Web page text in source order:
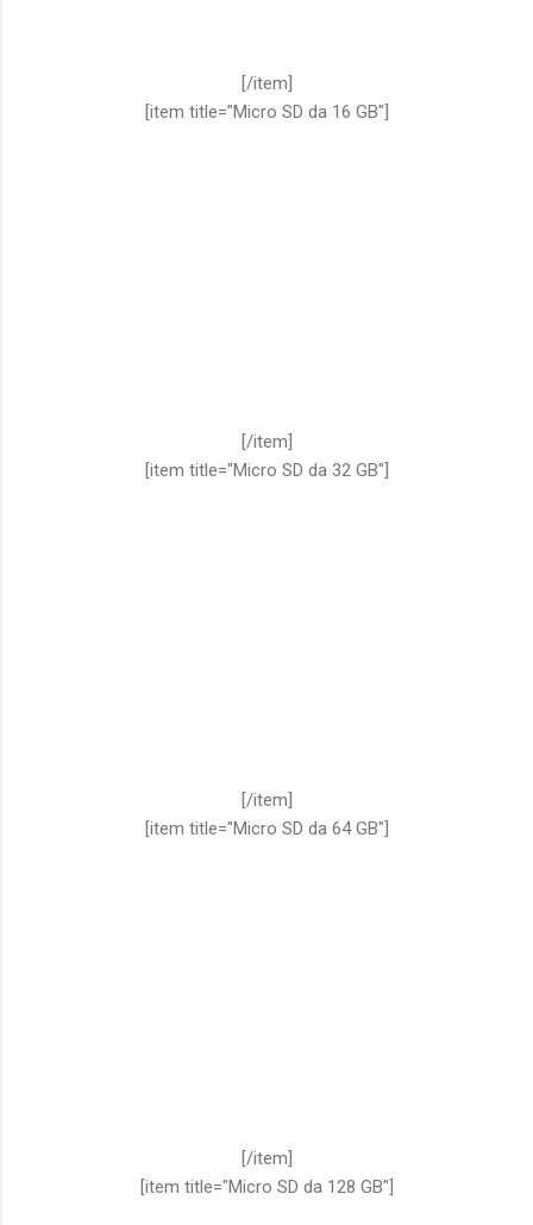
[/item]
[item title="Micro SD da 16 GB"]
[/item]
[item title="Micro SD da 32 GB"]
[/item]
[item title="Micro SD da 64 GB"]
[/item]
[item title="Micro SD da 128 GB"]